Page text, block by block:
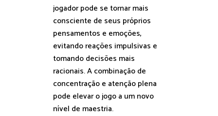
jogador pode se tornar mais
consciente de seus próprios
pensamentos e emoções,
evitando reações impulsivas e
tomando decisões mais
racionais. A combinação de
concentração e atenção plena
pode elevar o jogo a um novo
nível de maestria.